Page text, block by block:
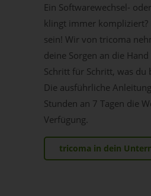
Ein Softwarewechsel-
klingt immer kompliziert?
sein! Wir von tricoma
deine Sorgen an die
Schritt für Schritt, was du
Die ausführliche
Stunden an 7 Tagen die
Verfügung.
tricoma in dein